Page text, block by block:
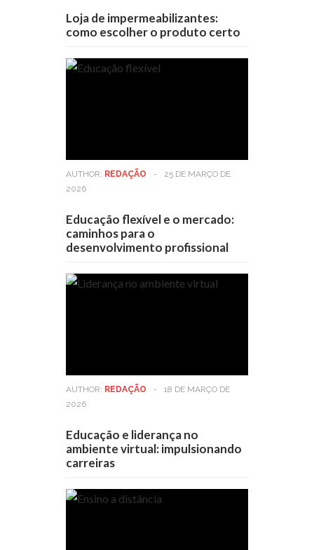
Loja de impermeabilizantes:
como escolher o produto certo
AUTHOR: REDAÇÃO -
25 DE MARÇO DE
2026
Educação flexível e o mercado:
caminhos para o
desenvolvimento profissional
AUTHOR: REDAÇÃO -
18 DE MARÇO DE
2026
Educação e liderança no
ambiente virtual: impulsionando
carreiras